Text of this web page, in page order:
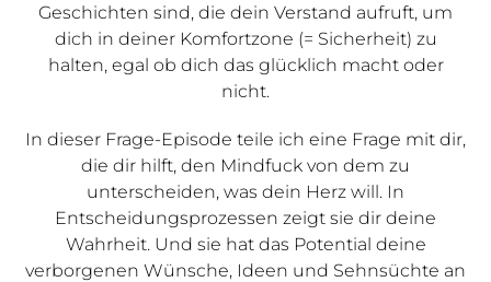
Geschichten sind, die dein Verstand aufruft, um
dich in deiner Komfortzone (= Sicherheit) zu
halten, egal ob dich das glücklich macht oder
nicht.
In dieser Frage-Episode teile ich eine Frage mit dir,
die dir hilft, den Mindfuck von dem zu
unterscheiden, was dein Herz will. In
Entscheidungsprozessen zeigt sie dir deine
Wahrheit. Und sie hat das Potential deine
verborgenen Wünsche, Ideen und Sehnsüchte an